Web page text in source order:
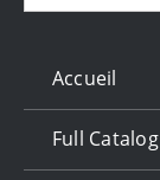
Accueil
Full Catalog